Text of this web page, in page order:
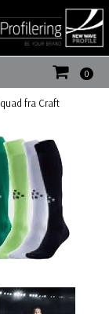
0
fra Craft